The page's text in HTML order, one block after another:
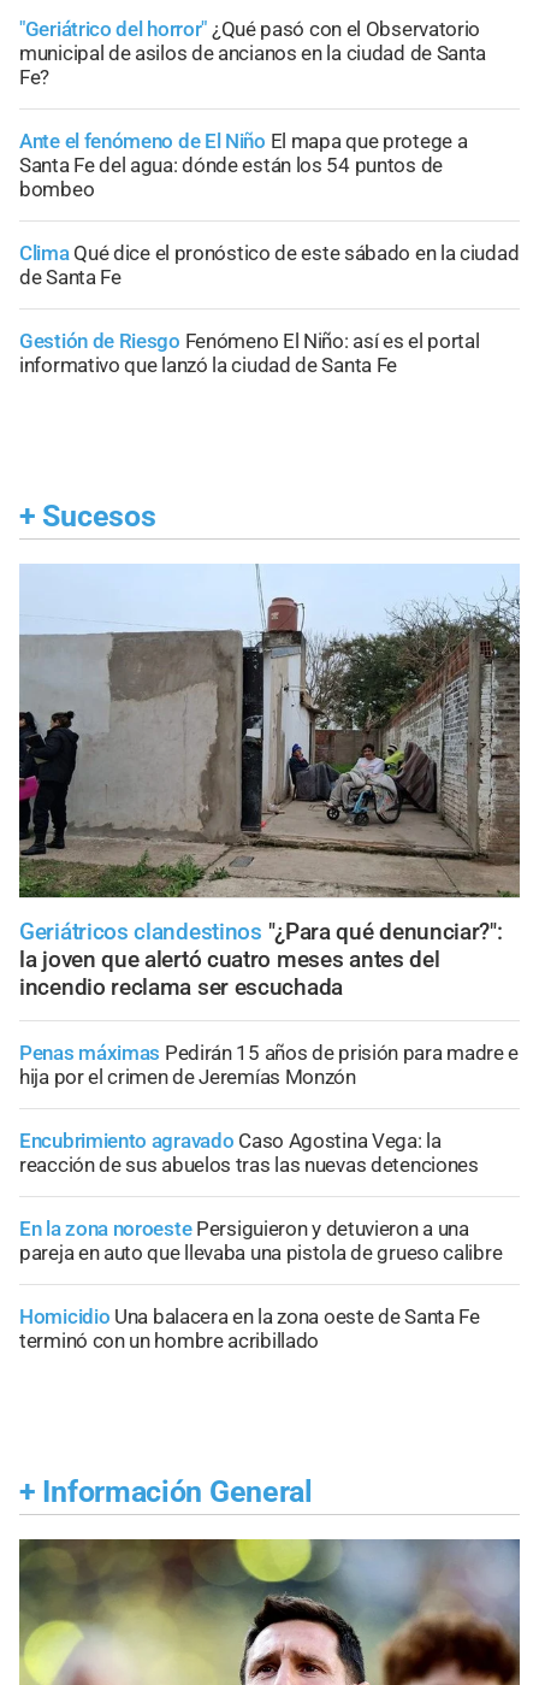
"Geriátrico del horror" ¿Qué pasó con el Observatorio
municipal de asilos de ancianos en la ciudad de Santa
Fe?
Ante el fenómeno de El Niño El mapa que protege a
Santa Fe del agua: dónde están los 54 puntos de
bombeo
Clima Qué dice el pronóstico de este sábado en la ciudad
de Santa Fe
Gestión de Riesgo Fenómeno El Niño: así es el portal
informativo que lanzó la ciudad de Santa Fe
+ Sucesos
Geriátricos clandestinos "¿Para qué denunciar?":
la joven que alertó cuatro meses antes del
incendio reclama ser escuchada
Penas máximas Pedirán 15 años de prisión para madre e
hija por el crimen de Jeremías Monzón
Encubrimiento agravado Caso Agostina Vega: la
reacción de sus abuelos tras las nuevas detenciones
En la zona noroeste Persiguieron y detuvieron a una
pareja en auto que llevaba una pistola de grueso calibre
Homicidio Una balacera en la zona oeste de Santa Fe
terminó con un hombre acribillado
+ Información General